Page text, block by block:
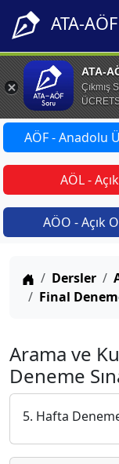
ATA-
ATA-
Çıkmış
AÖF - Anadolu
AÖL -
AÖO - Açık
Anasayfa
Dersler
Final
Arama ve
Deneme
5. Hafta Deneme